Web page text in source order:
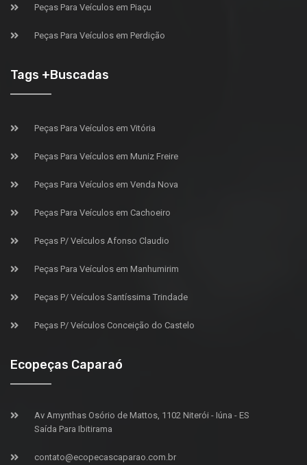
Peças Para Veículos em Piaçu
Peças Para Veículos em Perdição
Tags +Buscadas
Peças Para Veículos em Vitória
Peças Para Veículos em Muniz Freire
Peças Para Veículos em Venda Nova
Peças Para Veículos em Cachoeiro
Peças P/ Veículos Afonso Claudio
Peças Para Veículos em Manhumirim
Peças P/ Veículos Santíssima Trindade
Peças P/ Veículos Conceição do Castelo
Ecopeças Caparaó
Av Amynthas Osório de Mattos, 1102 Niterói - Iúna - ES
Saída Para Ibitirama
contato@ecopecascaparao.com.br